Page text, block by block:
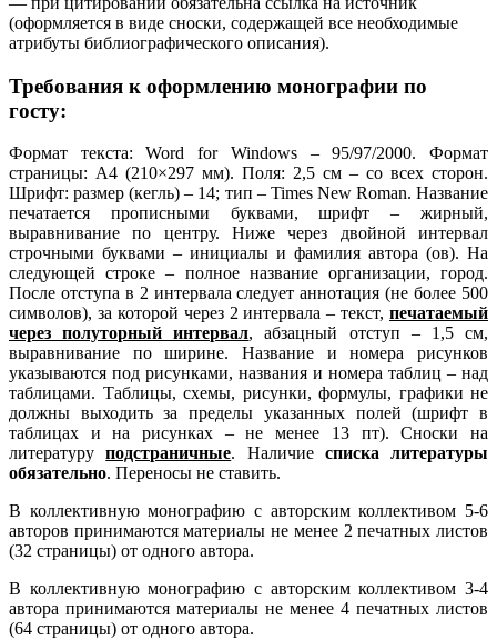
(оформляется в виде сноски, содержащей все необходимые
атрибуты библиографического описания).
Требования к оформлению монографии по
госту:
Формат текста: Word for Windows – 95/97/2000. Формат
страницы: А4 (210×297 мм). Поля: 2,5 см – со всех сторон.
Шрифт: размер (кегль) – 14; тип – Times New Roman. Название
печатается прописными буквами, шрифт – жирный,
выравнивание по центру. Ниже через двойной интервал
строчными буквами – инициалы и фамилия автора (ов). На
следующей строке – полное название организации, город.
После отступа в 2 интервала следует аннотация (не более 500
символов), за которой через 2 интервала – текст, печатаемый
через полуторный интервал, абзацный отступ – 1,5 см,
выравнивание по ширине. Название и номера рисунков
указываются под рисунками, названия и номера таблиц – над
таблицами. Таблицы, схемы, рисунки, формулы, графики не
должны выходить за пределы указанных полей (шрифт в
таблицах и на рисунках – не менее 13 пт). Сноски на
литературуподстраничные. Наличие списка литературы
обязательно. Переносы не ставить.
В коллективную монографию с авторским коллективом 5-6
авторов принимаются материалы не менее 2 печатных листов
(32 страницы) от одного автора.
В коллективную монографию с авторским коллективом 3-4
автора принимаются материалы не менее 4 печатных листов
(64 страницы) от одного автора.